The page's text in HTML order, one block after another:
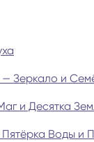
Лев
— Зеркало и
и Десятка
Воды и